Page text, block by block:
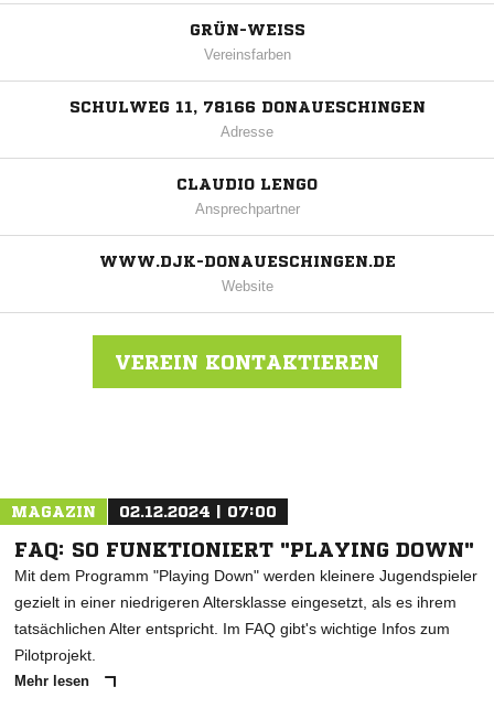
GRÜN-WEISS
Vereinsfarben
SCHULWEG 11, 78166 DONAUESCHINGEN
Adresse
CLAUDIO LENGO
Ansprechpartner
WWW.DJK-DONAUESCHINGEN.DE
Website
VEREIN KONTAKTIEREN
MAGAZIN 02.12.2024 | 07:00
FAQ: SO FUNKTIONIERT "PLAYING DOWN"
Mit dem Programm "Playing Down" werden kleinere Jugendspieler
gezielt in einer niedrigeren Altersklasse eingesetzt, als es ihrem
tatsächlichen Alter entspricht. Im FAQ gibt's wichtige Infos zum
Pilotprojekt.
Mehr lesen